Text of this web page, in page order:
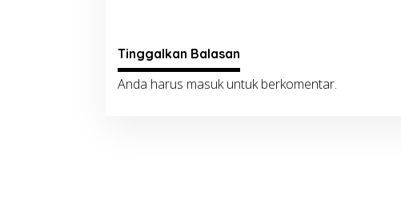
Tinggalkan Balasan
Anda harus masukuntuk berkomentar.